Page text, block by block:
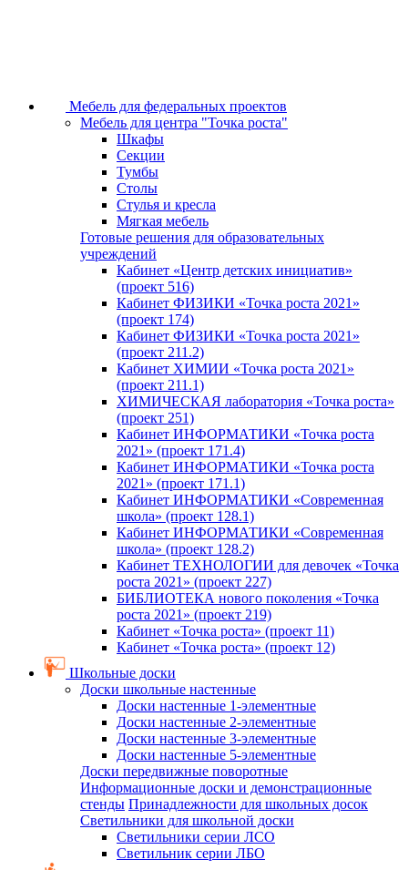
Мебель для федеральных проектов
Мебель для центра "Точка роста"
Шкафы
Секции
Тумбы
Столы
Стулья и кресла
Мягкая мебель
Готовые решения для образовательных
учреждений
Кабинет «Центр детских инициатив»
(проект 516)
Кабинет ФИЗИКИ «Точка роста 2021»
(проект 174)
Кабинет ФИЗИКИ «Точка роста 2021»
(проект 211.2)
Кабинет ХИМИИ «Точка роста 2021»
(проект 211.1)
ХИМИЧЕСКАЯ лаборатория «Точка роста»
(проект 251)
Кабинет ИНФОРМАТИКИ «Точка роста
2021» (проект 171.4)
Кабинет ИНФОРМАТИКИ «Точка роста
2021» (проект 171.1)
Кабинет ИНФОРМАТИКИ «Современная
школа» (проект 128.1)
Кабинет ИНФОРМАТИКИ «Современная
школа» (проект 128.2)
Кабинет ТЕХНОЛОГИИ для девочек «Точка
роста 2021» (проект 227)
БИБЛИОТЕКА нового поколения «Точка
роста 2021» (проект 219)
Кабинет «Точка роста» (проект 11)
Кабинет «Точка роста» (проект 12)
Школьные доски
Доски школьные настенные
Доски настенные 1-элементные
Доски настенные 2-элементные
Доски настенные 3-элементные
Доски настенные 5-элементные
Доски передвижные поворотные
Информационные доски и демонстрационные
стенды Принадлежности для школьных досок
Светильники для школьной доски
Светильники серии ЛСО
Светильник серии ЛБО